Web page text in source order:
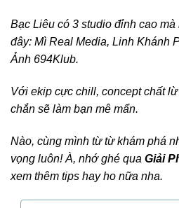
Bạc Liêu có 3 studio đỉnh cao
đây: Mì Real Media, Linh Khánh
Ảnh 694Klub.
Với ekip cực chill, concept chất
chắn sẽ làm bạn mê mẩn.
Nào, cùng mình từ từ khám phá
vọng luôn! À, nhớ ghé qua Giải
xem thêm tips hay ho nữa nha.